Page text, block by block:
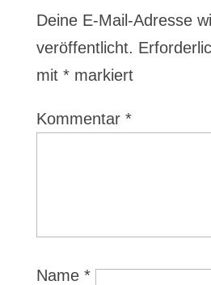
Deine E-Mail-Adresse
veröffentlicht.
mit *markiert
Kommentar *
Name *